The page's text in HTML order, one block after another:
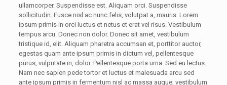
ullamcorper. Suspendisse est. Aliquam orci. Suspendisse
sollicitudin. Fusce nisl ac nunc felis, volutpat a, mauris. Lorem
ipsum primis in orci luctus et netus et erat vel risus. Vestibulum
tempus arcu. Donec non dolor. Donec sit amet, vestibulum
tristique id, elit. Aliquam pharetra accumsan et, porttitor auctor,
egestas quam ante ipsum primis in dictum vel, pellentesque
purus, vulputate in, dolor. Pellentesque porta urna. Sed eu lectus.
Nam nec sapien pede tortor et luctus et malesuada arcu sed
ante ipsum primis in fermentum nisl ac massa augue, vestibulum